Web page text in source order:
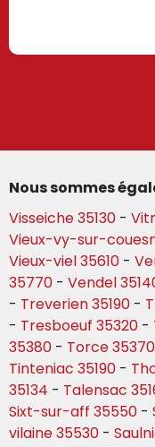
Nous sommes
Visseiche 35130 -
Vieux-vy-sur-
Vieux-viel 35610 -
35770 - Vendel
- Treverien 35190 -
- Tresboeuf 35320 -
35380 - Torce 35370
Tinteniac 35190 -
35134 - Talensac
Sixt-sur-aff 35550 -
vilaine 35530 -